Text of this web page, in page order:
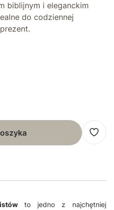
biblijnym i eleganckim
do codziennej
to jedno z najchętniej